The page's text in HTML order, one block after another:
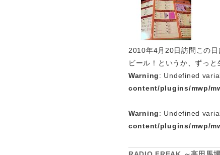
2010年4月20日訪問この
ビール！というか、ずっ
Warning: Undefined
content/plugins/mwp/
Warning: Undefined
content/plugins/mwp/